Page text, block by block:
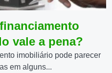
vale a pena?
imobiliário pode parecer
em alguns...